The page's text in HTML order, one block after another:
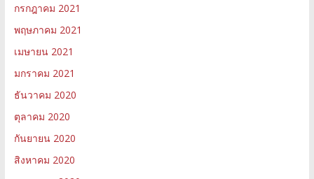
กรกฎาคม 2021
พฤษภาคม 2021
เมษายน 2021
มกราคม 2021
ธันวาคม 2020
ตุลาคม 2020
กันยายน 2020
สิงหาคม 2020